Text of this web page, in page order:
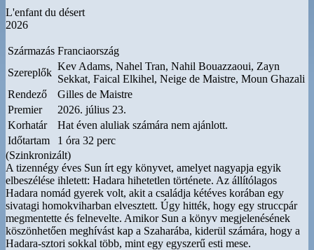
L'enfant du désert
2026
Származás Franciaország
Szereplők
Kev Adams, Nahel Tran, Nahil Bouazzaoui, Zayn
Sekkat, Faical Elkihel, Neige de Maistre, Moun Ghazali
Rendező
Gilles de Maistre
Premier
2026. július 23.
Korhatár
Hat éven aluliak számára nem ajánlott.
Időtartam
1 óra 32 perc
(Szinkronizált)
A tizennégy éves Sun írt egy könyvet, amelyet nagyapja egyik
elbeszélése ihletett: Hadara hihetetlen története. Az állítólagos
Hadara nomád gyerek volt, akit a családja kétéves korában egy
sivatagi homokviharban elvesztett. Úgy hitték, hogy egy struccpár
megmentette és felnevelte. Amikor Sun a könyv megjelenésének
köszönhetően meghívást kap a Szaharába, kiderül számára, hogy a
Hadara-sztori sokkal több, mint egy egyszerű esti mese.